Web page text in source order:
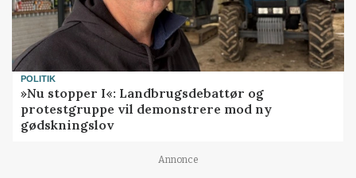
POLITIK
»Nu stopper I«: Landbrugsdebattør og
protestgruppe vil demonstrere mod ny
gødskningslov
Annonce